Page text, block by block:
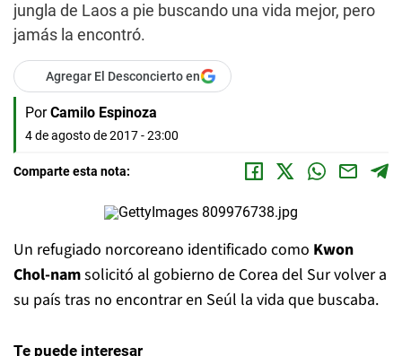
jungla de Laos a pie buscando una vida mejor, pero
jamás la encontró.
Agregar El Desconcierto en
Por Camilo Espinoza
4 de agosto de 2017 - 23:00
Comparte esta nota:
Un refugiado norcoreano identificado como Kwon
Chol-namsolicitó al gobierno de Corea del Sur volver a
su país tras no encontrar en Seúl la vida que buscaba.
Te puede interesar